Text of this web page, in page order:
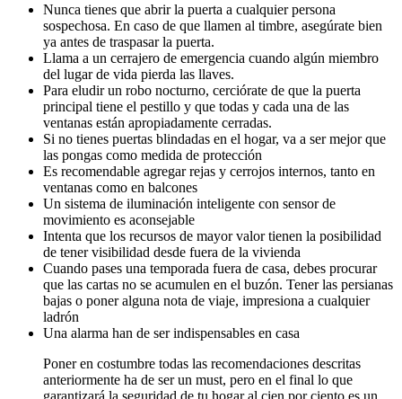
Nunca tienes que abrir la puerta a cualquier persona
sospechosa. En caso de que llamen al timbre, asegúrate bien
ya antes de traspasar la puerta.
Llama a un cerrajero de emergencia cuando algún miembro
del lugar de vida pierda las llaves.
Para eludir un robo nocturno, cerciórate de que la puerta
principal tiene el pestillo y que todas y cada una de las
ventanas están apropiadamente cerradas.
Si no tienes puertas blindadas en el hogar, va a ser mejor que
las pongas como medida de protección
Es recomendable agregar rejas y cerrojos internos, tanto en
ventanas como en balcones
Un sistema de iluminación inteligente con sensor de
movimiento es aconsejable
Intenta que los recursos de mayor valor tienen la posibilidad
de tener visibilidad desde fuera de la vivienda
Cuando pases una temporada fuera de casa, debes procurar
que las cartas no se acumulen en el buzón. Tener las persianas
bajas o poner alguna nota de viaje, impresiona a cualquier
ladrón
Una alarma han de ser indispensables en casa
Poner en costumbre todas las recomendaciones descritas
anteriormente ha de ser un must, pero en el final lo que
garantizará la seguridad de tu hogar al cien por ciento es un